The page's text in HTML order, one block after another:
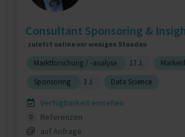
Consultant Sponsoring &
zuletzt online vor wenigen Stunden
Marktforschung / -analyse 17 J.
Sponsoring
3 J. Data Science
Verfügbarkeit einsehen
0
Referenzen
auf Anfrage